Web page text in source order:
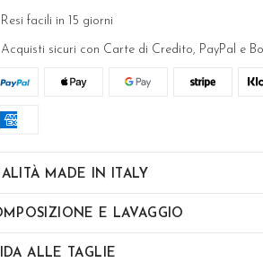
Resi facili in 15 giorni
Acquisti sicuri con Carte di Credito, PayPal e
MADE IN ITALY
E LAVAGGIO
ALLE TAGLIE